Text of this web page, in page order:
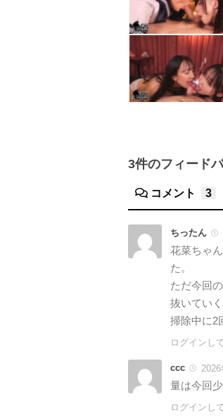
3件のフィード
コメント 3
ちったん
花菜ちゃ
た。
ただ今回
抜いてい
掃除中に2
ログインし
ccc
量は今回
ログインし